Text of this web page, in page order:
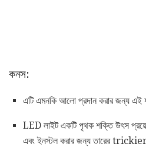
কনস:
এটি এমনকি আলো প্রদান করার জন্য এই
LED লাইট একটি পৃথক শক্তি উৎস
এবং ইনস্টল করার জন্য তারের trickier